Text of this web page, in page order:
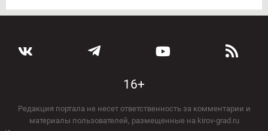
16+
Редакция портала не несет ответственность за комментарии и
материалы пользователей, размещенные на kirov-grad.ru